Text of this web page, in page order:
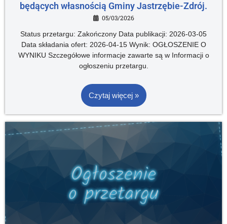
będących własnością Gminy Jastrzębie-Zdrój.
05/03/2026
Status przetargu: Zakończony Data publikacji: 2026-03-05
Data składania ofert: 2026-04-15 Wynik: OGŁOSZENIE O
WYNIKU Szczegółowe informacje zawarte są w Informacji o
ogłoszeniu przetargu.
Czytaj więcej »